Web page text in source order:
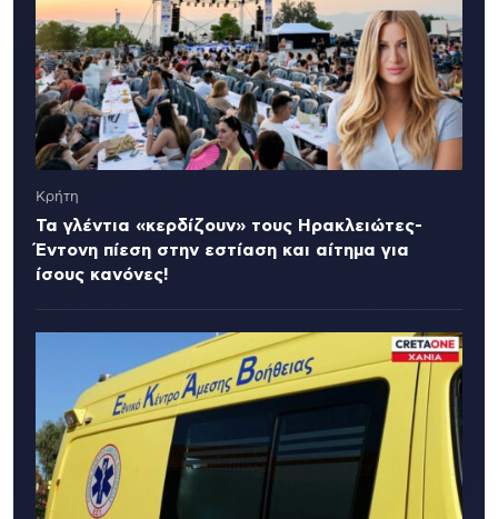
Κρήτη
Τα γλέντια «κερδίζουν» τους Ηρακλειώτες-
Έντονη πίεση στην εστίαση και αίτημα για
ίσους κανόνες!